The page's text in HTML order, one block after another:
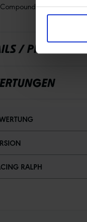
/
RALPH